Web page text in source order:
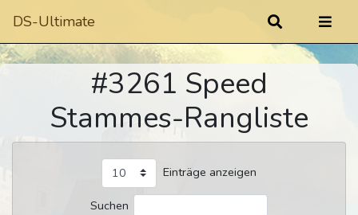
DS-Ultimate
#3261 Speed
Stammes-Rangliste
Einträge anzeigen
Suchen